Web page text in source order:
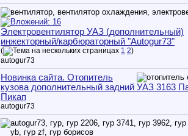
Электровентилятор УАЗ (дополнительный)
инжекторный/карбюраторный "Autogur73"
( 1 2)
autogur73
Новинка сайта. Отопитель
кузова дополнительный задний УАЗ 3163
Пикап
autogur73